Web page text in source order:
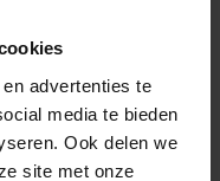
advertenties te
media te bieden
Ook delen we
site met onze
(folie)
Op voorraad